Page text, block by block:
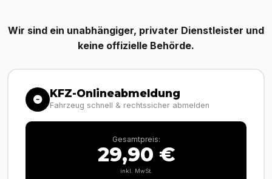
Wir sind ein unabhängiger, privater Dienstleister und
keine offizielle Behörde.
KFZ-Onlineabmeldung
Fahrzeug schnell & rechtssicher abmelden
Gesamtpreis:
29,90 €
inkl. MwSt.